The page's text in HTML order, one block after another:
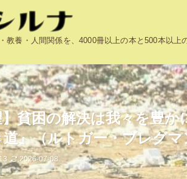
教養・人間関係を、4000冊以上の本と500本以上
貧困の解決は我々を豊
』（ルトガー・ブレグマ
2026-07-08